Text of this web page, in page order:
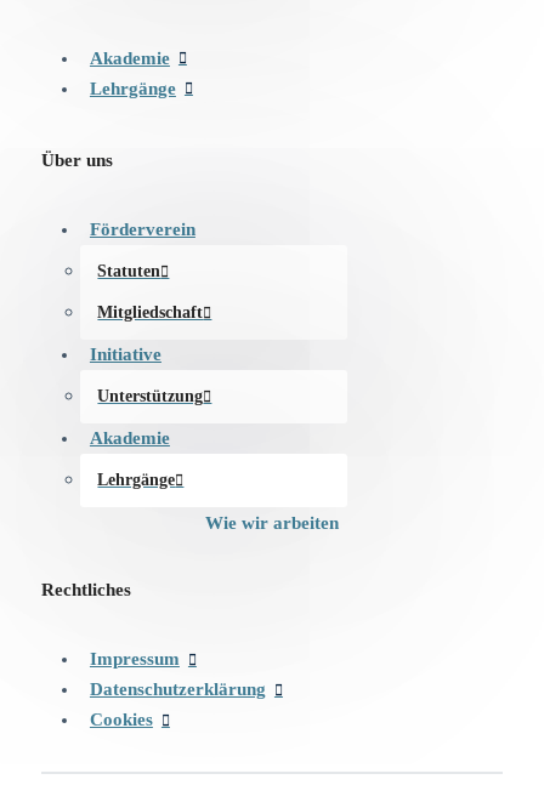
Akademie
Lehrgänge
Über uns
Förderverein
Statuten
Mitgliedschaft
Initiative
Unterstützung
Akademie
Lehrgänge
Wie wir arbeiten
Rechtliches
Impressum
Datenschutzerklärung
Cookies